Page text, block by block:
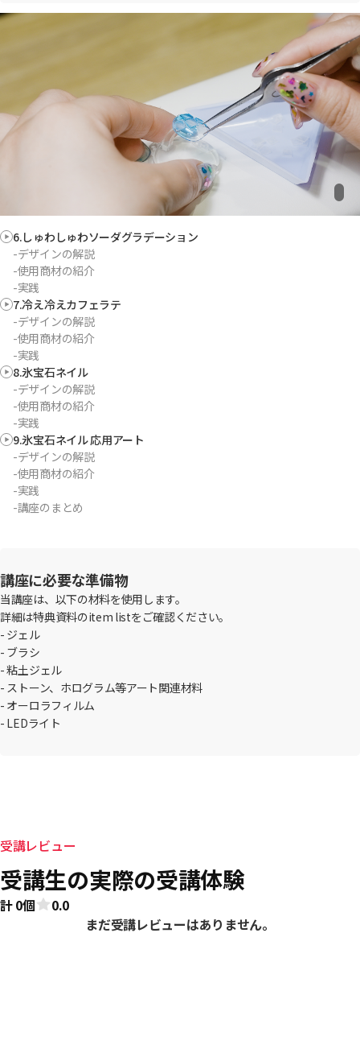
6.しゅわしゅわソーダグラデーション
-デザインの解説
-使用商材の紹介
-実践
7.冷え冷えカフェラテ
-デザインの解説
-使用商材の紹介
-実践
8.氷宝石ネイル
-デザインの解説
-使用商材の紹介
-実践
9.氷宝石ネイル 応用アート
-デザインの解説
-使用商材の紹介
-実践
-講座のまとめ
講座に必要な準備物
当講座は、以下の材料を使用します。
詳細は特典資料のitem listをご確認ください。
- ジェル
- ブラシ
- 粘土ジェル
- ストーン、ホログラム等アート関連材料
- オーロラフィルム
- LEDライト
受講レビュー
受講生の実際の受講体験
計 0個
0.0
まだ受講レビューはありません。